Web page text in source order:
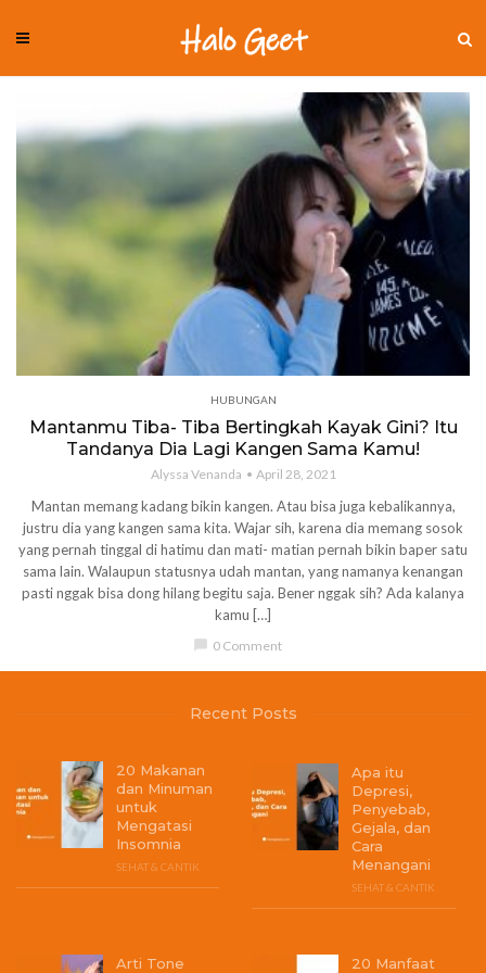
HUBUNGAN
Mantanmu Tiba- Tiba Bertingkah Kayak Gini? Itu
Tandanya Dia Lagi Kangen Sama Kamu!
Alyssa Venanda April 28, 2021
Mantan memang kadang bikin kangen. Atau bisa juga kebalikannya,
justru dia yang kangen sama kita. Wajar sih, karena dia memang sosok
yang pernah tinggal di hatimu dan mati- matian pernah bikin baper satu
sama lain. Walaupun statusnya udah mantan, yang namanya kenangan
pasti nggak bisa dong hilang begitu saja. Bener nggak sih? Ada kalanya
kamu […]
chat_bubble 0 Comment
Recent Posts
20 Makanan
dan Minuman
untuk
Mengatasi
Insomnia
SEHAT & CANTIK
Apa itu
Depresi,
Penyebab,
Gejala, dan
Cara
Menangani
SEHAT & CANTIK
Arti Tone 20 Manfaat